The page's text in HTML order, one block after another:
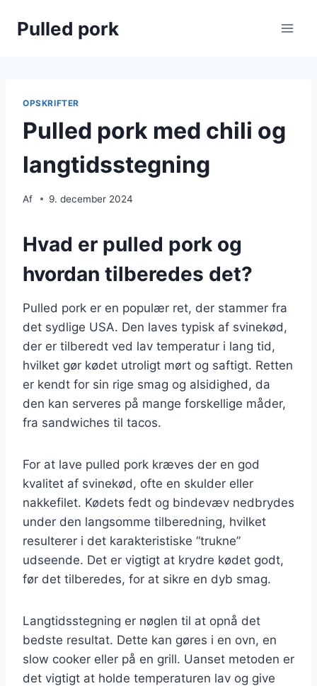
Pulled pork
OPSKRIFTER
Pulled pork med chili og
langtidsstegning
Af 9. december 2024
Hvad er pulled pork og
hvordan tilberedes det?
Pulled pork er en populær ret, der stammer fra
det sydlige USA. Den laves typisk af svinekød,
der er tilberedt ved lav temperatur i lang tid,
hvilket gør kødet utroligt mørt og saftigt. Retten
er kendt for sin rige smag og alsidighed, da
den kan serveres på mange forskellige måder,
fra sandwiches til tacos.
For at lave pulled pork kræves der en god
kvalitet af svinekød, ofte en skulder eller
nakkefilet. Kødets fedt og bindevæv nedbrydes
under den langsomme tilberedning, hvilket
resulterer i det karakteristiske “trukne”
udseende. Det er vigtigt at krydre kødet godt,
før det tilberedes, for at sikre en dyb smag.
Langtidsstegning er nøglen til at opnå det
bedste resultat. Dette kan gøres i en ovn, en
slow cooker eller på en grill. Uanset metoden er
det vigtigt at holde temperaturen lav og give